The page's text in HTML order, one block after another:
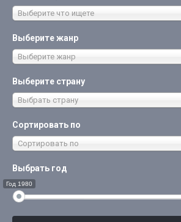
Выберите что ищете
Выберите жанр
Выберите жанр
Выберите страну
Выбрать страну
Сортировать по
Сортировать по
Выбрать год
Год 1980